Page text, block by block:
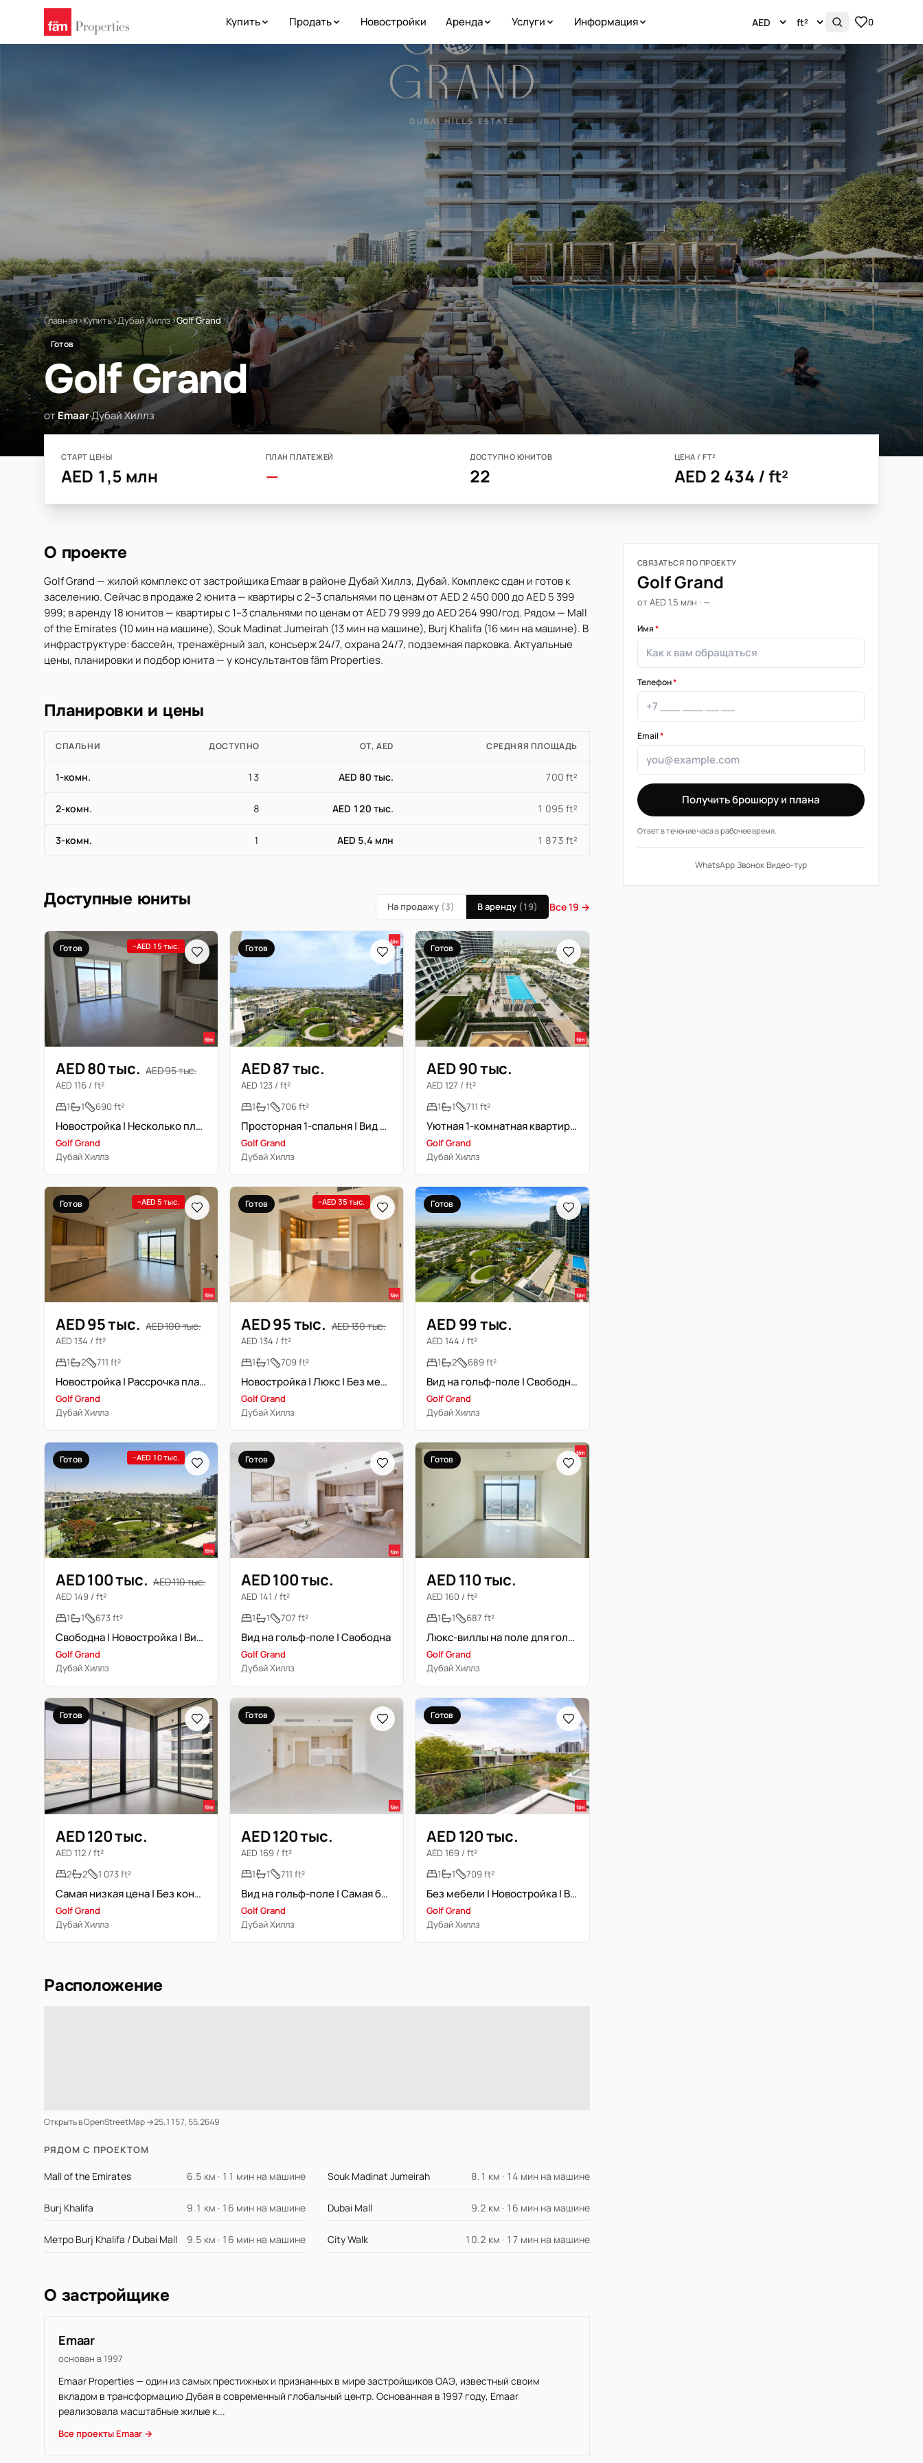
Купить Продать Новостройки Аренда Услуги Информация 0
Главная›Купить›Дубай Хиллз›Golf Grand
Готов
Golf Grand
отEmaar·Дубай Хиллз
СТАРТ ЦЕНЫ
AED 1,5 млн
ПЛАН ПЛАТЕЖЕЙ
—
ДОСТУПНО ЮНИТОВ
22
ЦЕНА / FT²
AED 2 434 / ft²
О проекте
Golf Grand — жилой комплекс от застройщика Emaar в районе Дубай Хиллз, Дубай. Комплекс сдан и готов к
заселению. Сейчас в продаже 2 юнита — квартиры с 2–3 спальнями по ценам от AED 2 450 000 до AED 5 399
999; в аренду 18 юнитов — квартиры с 1–3 спальнями по ценам от AED 79 999 до AED 264 990/год. Рядом — Mall
of the Emirates (10 мин на машине), Souk Madinat Jumeirah (13 мин на машине), Burj Khalifa (16 мин на машине). В
инфраструктуре: бассейн, тренажёрный зал, консьерж 24/7, охрана 24/7, подземная парковка. Актуальные
цены, планировки и подбор юнита — у консультантов fäm Properties.
Планировки и цены
СПАЛЬНИ ДОСТУПНО ОТ, AED СРЕДНЯЯ ПЛОЩАДЬ
1-комн. 13 AED 80 тыс. 700 ft²
2-комн. 8 AED 120 тыс. 1 095 ft²
3-комн. 1 AED 5,4 млн 1 873 ft²
Доступные юниты На продажу (3) В аренду (19) Все 19 →
Готов −AED 15 тыс.
AED 80 тыс. AED 95 тыс.
AED 116 / ft²
1
1 690 ft²
Новостройка | Несколько платежей | Несколько вариантов
Golf Grand
Дубай Хиллз
Готов
AED 87 тыс.
AED 123 / ft²
1
1 706 ft²
Просторная 1-спальня | Вид на гольф-поле | Новостройка
Golf Grand
Дубай Хиллз
Готов
AED 90 тыс.
AED 127 / ft²
1
1 711 ft²
Уютная 1-комнатная квартира с балконом и видом
Golf Grand
Дубай Хиллз
Готов −AED 5 тыс.
AED 95 тыс. AED 100 тыс.
AED 134 / ft²
1
2 711 ft²
Новостройка | Рассрочка платежа | Вид на гольф-поле
Golf Grand
Дубай Хиллз
Готов −AED 35 тыс.
AED 95 тыс. AED 130 тыс.
AED 134 / ft²
1
1 709 ft²
Новостройка | Люкс | Без мебели
Golf Grand
Дубай Хиллз
Готов
AED 99 тыс.
AED 144 / ft²
1
2 689 ft²
Вид на гольф-поле | Свободна | Угловая планировка | Высокий этаж
Golf Grand
Дубай Хиллз
Готов −AED 10 тыс.
AED 100 тыс. AED 110 тыс.
AED 149 / ft²
1
1 673 ft²
Свободна | Новостройка | Вид на гольф-поле
Golf Grand
Дубай Хиллз
Готов
AED 100 тыс.
AED 141 / ft²
1
1 707 ft²
Вид на гольф-поле | Свободна
Golf Grand
Дубай Хиллз
Готов
AED 110 тыс.
AED 160 / ft²
1
1 687 ft²
Люкс-виллы на поле для гольфа | Новое строительство | Топ-локация
Golf Grand
Дубай Хиллз
Готов
AED 120 тыс.
AED 112 / ft²
2
2 1 073 ft²
Самая низкая цена | Без кондиционера | Новостройка
Golf Grand
Дубай Хиллз
Готов
AED 120 тыс.
AED 169 / ft²
1
1 711 ft²
Вид на гольф-поле | Самая большая планировка | Готово к заселению
Golf Grand
Дубай Хиллз
Готов
AED 120 тыс.
AED 169 / ft²
1
1 709 ft²
Без мебели | Новостройка | Вид на Бурж аль-Араб
Golf Grand
Дубай Хиллз
Расположение
Открыть в OpenStreetMap →25.1157, 55.2649
РЯДОМ С ПРОЕКТОМ
Mall of the Emirates 6.5 км · 11 мин на машине Souk Madinat Jumeirah 8.1 км · 14 мин на машине
Burj Khalifa 9.1 км · 16 мин на машине Dubai Mall 9.2 км · 16 мин на машине
Метро Burj Khalifa / Dubai Mall 9.5 км · 16 мин на машине City Walk 10.2 км · 17 мин на машине
О застройщике
Emaar
основан в 1997
Emaar Properties — один из самых престижных и признанных в мире застройщиков ОАЭ, известный своим
вкладом в трансформацию Дубая в современный глобальный центр. Основанная в 1997 году, Emaar
реализовала масштабные жилые к...
Все проекты Emaar →
СВЯЗАТЬСЯ ПО ПРОЕКТУ
Golf Grand
от AED 1,5 млн · —
Имя*
Телефон*
Email*
Получить брошюру и плана
Ответ в течение часа в рабочее время.
WhatsApp·Звонок·Видео-тур